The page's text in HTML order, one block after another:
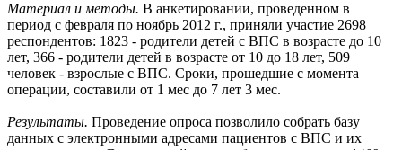
Материал и методы. В анкетировании, проведенном в
период с февраля по ноябрь 2012 г., приняли участие 2698
респондентов: 1823 - родители детей с ВПС в возрасте до 10
лет, 366 - родители детей в возрасте от 10 до 18 лет, 509
человек - взрослые с ВПС. Сроки, прошедшие с момента
операции, составили от 1 мес до 7 лет 3 мес.
Результаты. Проведение опроса позволило собрать базу
данных с электронными адресами пациентов с ВПС и их